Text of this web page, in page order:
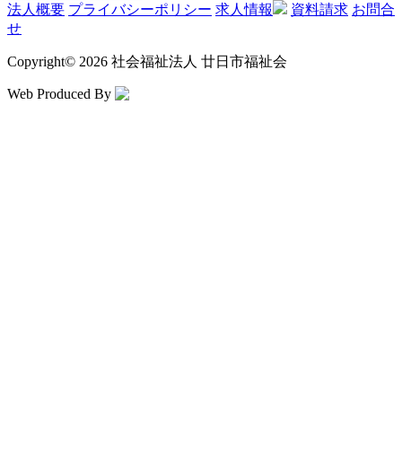
法人概要 プライバシーポリシー 求人情報 資料請求 お問合
せ
Copyright© 2026 社会福祉法人 廿日市福祉会
Web Produced By